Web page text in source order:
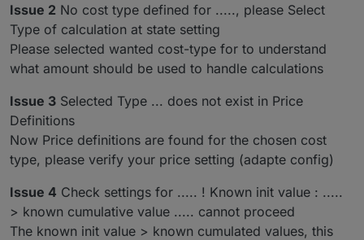
(Dutchman) Bugfix : Incorrect initialisation for
Watt values with 0 input
(Dutchman) Bugfix : Only create cumulatedXXX
in year statistics if activated
(Dutchman) Bugfix : Incorrect warn message if
(Dutchman) Bugfix : Error {Is not a number,
(Dutchman) Bugfix : Throw error if value is
NULL for troubleshooting instead of handling
incorrect calculation
(Dutchman) Bugfix : Ensure daily reset does
not destroy cumulative memory value (Fixes
NULL values for Watt after night reset)
Issue 2 No cost type defined for ....., please Select
Type of calculation at state setting
Please selected wanted cost-type for to understand
what amount should be used to handle calculations
Issue 3 Selected Type ... does not exist in Price
Definitions
Now Price definitions are found for the chosen cost
type, please verify your price setting (adapte config)
Issue 4 Check settings for ..... ! Known init value : .....
> known cumulative value ..... cannot proceed
The known init value > known cumulated values, this